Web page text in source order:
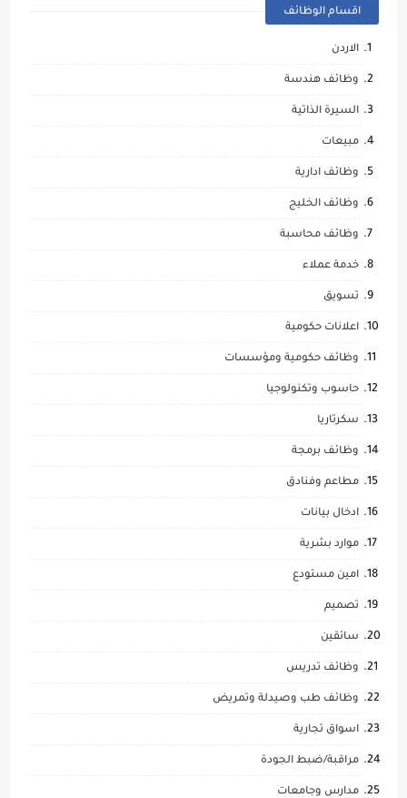
اقسام الوظائف
الاردن
وظائف هندسة
السيرة الذاتية
مبيعات
وظائف ادارية
وظائف الخليج
وظائف محاسبة
خدمة عملاء
تسويق
اعلانات حكومية
وظائف حكومية ومؤسسات
حاسوب وتكنولوجيا
سكرتاريا
وظائف برمجة
مطاعم وفنادق
ادخال بيانات
موارد بشرية
امين مستودع
تصميم
سائقين
وظائف تدريس
وظائف طب وصيدلة وتمريض
اسواق تجارية
مراقبة/ضبط الجودة
مدارس وجامعات